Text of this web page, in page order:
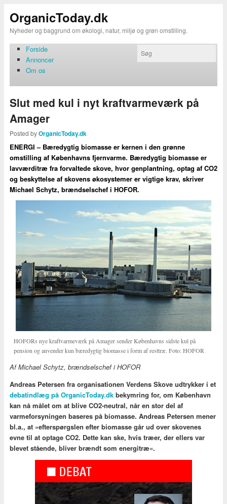
OrganicToday.dk
Nyheder og baggrund om økologi, natur, miljø og grøn omstilling.
Forside
Annoncer
Om os
Slut med kul i nyt kraftvarmeværk på
Amager
Posted byOrganicToday.dk
ENERGI – Bæredygtig biomasse er kernen i den grønne
omstilling af Københavns fjernvarme. Bæredygtig biomasse er
lavværditræ fra forvaltede skove, hvor genplantning, optag af CO2
og beskyttelse af skovens økosystemer er vigtige krav, skriver
Michael Schytz, brændselschef i HOFOR.
HOFORs nye kraftvarmeværk på Amager sender Københavns sidste kul på
pension og anvender kun bæredygtig biomasse i form af resttræ. Foto: HOFOR
Af Michael Schytz, brændselschef i HOFOR
Andreas Petersen fra organisationen Verdens Skove udtrykker i et
debatindlæg på OrganicToday.dkbekymring for, om København
kan nå målet om at blive CO2-neutral, når en stor del af
varmeforsyningen baseres på biomasse. Andreas Petersen mener
bl.a., at »efterspørgslen efter biomasse går ud over skovenes
evne til at optage CO2. Dette kan ske, hvis træer, der ellers var
blevet stående, bliver brændt som energitræ«.